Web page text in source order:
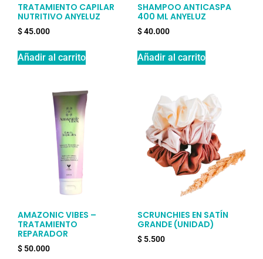
TRATAMIENTO CAPILAR
NUTRITIVO ANYELUZ
$45.000
Añadir al carrito
SHAMPOO ANTICASPA
400 ML ANYELUZ
$40.000
Añadir al carrito
AMAZONIC VIBES –
TRATAMIENTO
REPARADOR
$ 50.000
SCRUNCHIES EN SATÍN
GRANDE (UNIDAD)
$ 5.500